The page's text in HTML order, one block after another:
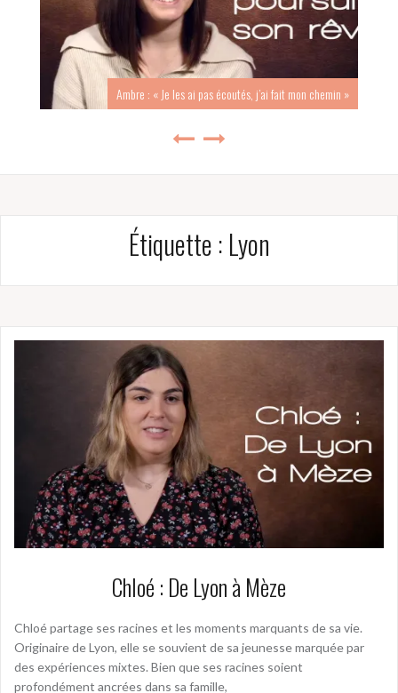
Ambre : « Je les ai pas écoutés, j’ai fait mon chemin »
Étiquette : Lyon
Chloé : De Lyon à Mèze
Chloé partage ses racines et les moments marquants de sa vie.
Originaire de Lyon, elle se souvient de sa jeunesse marquée par
des expériences mixtes. Bien que ses racines soient
profondément ancrées dans sa famille,